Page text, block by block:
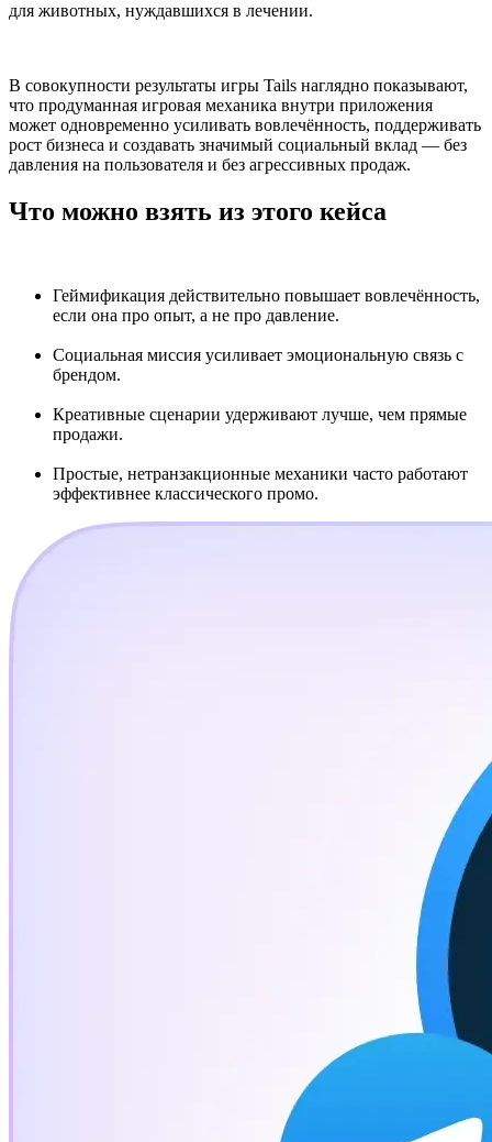
для животных, нуждавшихся в лечении.
В совокупности результаты игры Tails наглядно показывают,
что продуманная игровая механика внутри приложения
может одновременно усиливать вовлечённость, поддерживать
рост бизнеса и создавать значимый социальный вклад — без
давления на пользователя и без агрессивных продаж.
Что можно взять из этого кейса
Геймификация действительно повышает вовлечённость,
если она про опыт, а не про давление.
Социальная миссия усиливает эмоциональную связь с
брендом.
Креативные сценарии удерживают лучше, чем прямые
продажи.
Простые, нетранзакционные механики часто работают
эффективнее классического промо.